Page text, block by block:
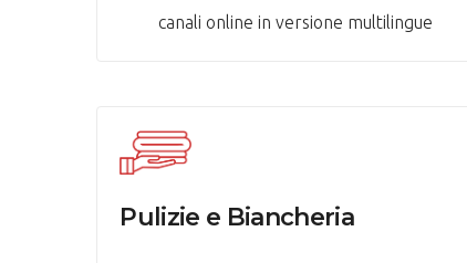
canali online in versione multilingue
Pulizie e Biancheria